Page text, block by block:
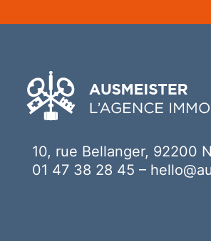
10, rue Bellanger, 92200
01 47 38 28 45 –